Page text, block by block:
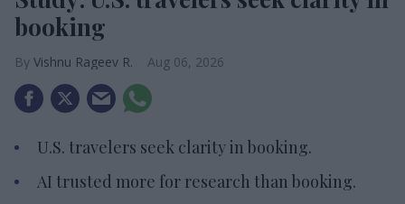
booking
Vishnu Rageev R. Aug 06, 2026
U.S. travelers seek clarity in booking.
AI trusted more for research than booking.